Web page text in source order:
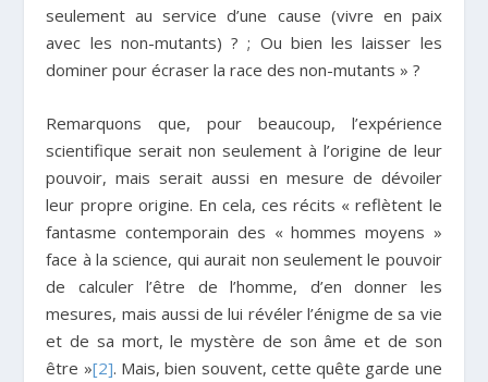
seulement au service d’une cause (vivre en paix
avec les non-mutants) ? ; Ou bien les laisser les
dominer pour écraser la race des non-mutants » ?
Remarquons que, pour beaucoup, l’expérience
scientifique serait non seulement à l’origine de leur
pouvoir, mais serait aussi en mesure de dévoiler
leur propre origine. En cela, ces récits « reflètent le
fantasme contemporain des « hommes moyens »
face à la science, qui aurait non seulement le pouvoir
de calculer l’être de l’homme, d’en donner les
mesures, mais aussi de lui révéler l’énigme de sa vie
et de sa mort, le mystère de son âme et de son
être »[2]. Mais, bien souvent, cette quête garde une